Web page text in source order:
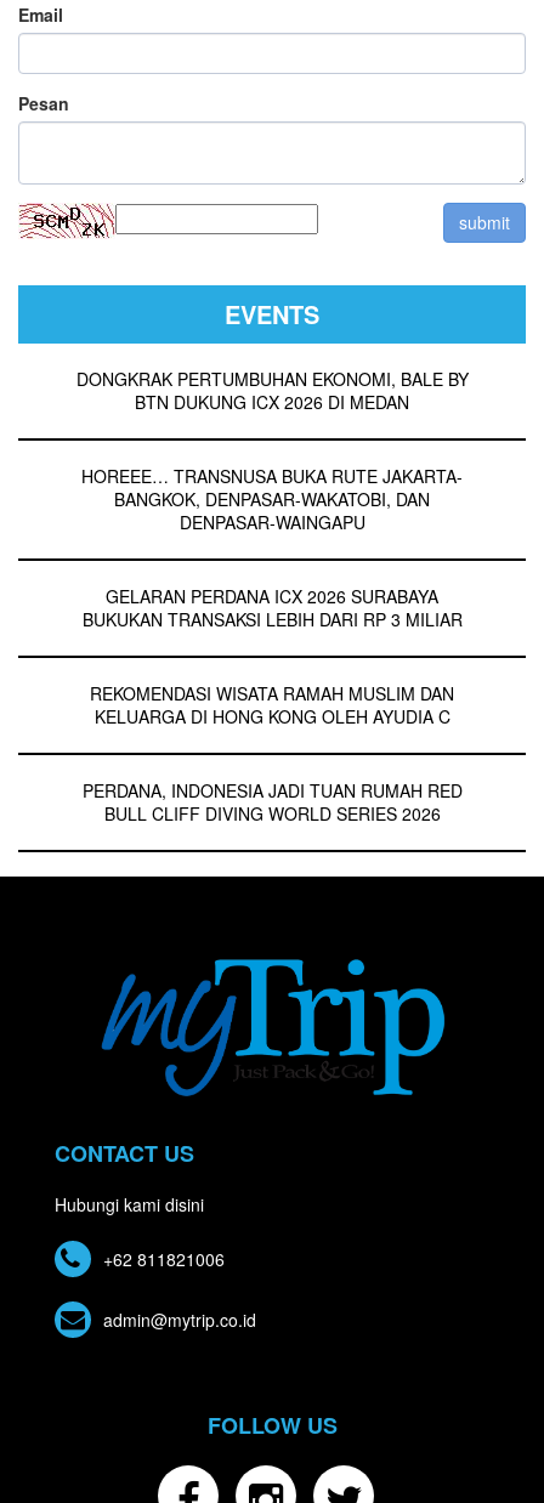
Email
Pesan
EVENTS
DONGKRAK PERTUMBUHAN EKONOMI, BALE BY
BTN DUKUNG ICX 2026 DI MEDAN
HOREEE… TRANSNUSA BUKA RUTE JAKARTA-
BANGKOK, DENPASAR-WAKATOBI, DAN
DENPASAR-WAINGAPU
GELARAN PERDANA ICX 2026 SURABAYA
BUKUKAN TRANSAKSI LEBIH DARI RP 3 MILIAR
REKOMENDASI WISATA RAMAH MUSLIM DAN
KELUARGA DI HONG KONG OLEH AYUDIA C
PERDANA, INDONESIA JADI TUAN RUMAH RED
BULL CLIFF DIVING WORLD SERIES 2026
CONTACT US
Hubungi kami disini
+62 811821006
admin@mytrip.co.id
FOLLOW US